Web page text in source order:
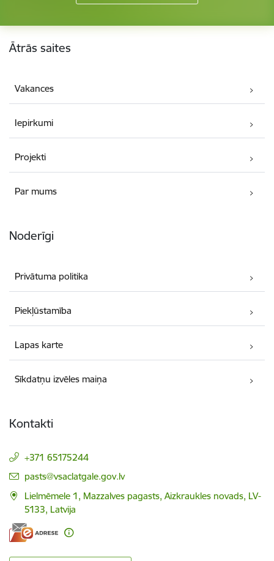
Kājene
Ātrās saites
Vakances
Iepirkumi
Projekti
Par mums
Noderīgi
Privātuma politika
Piekļūstamība
Lapas karte
Sīkdatņu izvēles maiņa
Kontakti
+371 65175244
E-pasts:
pasts@vsaclatgale.gov.lv
Lielmēmele 1, Mazzalves pagasts, Aizkraukles novads, LV-
5133, Latvija